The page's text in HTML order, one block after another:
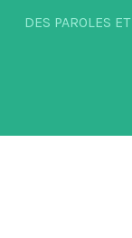
DES PAROLES